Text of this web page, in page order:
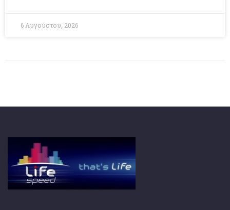
6 Αυγούστου, 2026